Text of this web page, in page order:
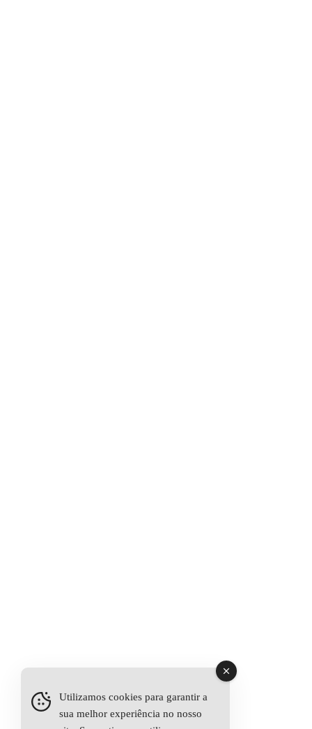
Utilizamos cookies para garantir a
sua melhor experiência no nosso